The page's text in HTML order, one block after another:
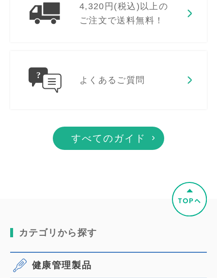
4,320円(税込)以上の
ご注文で送料無料！
よくあるご質問
すべてのガイド
カテゴリから探す
健康管理製品